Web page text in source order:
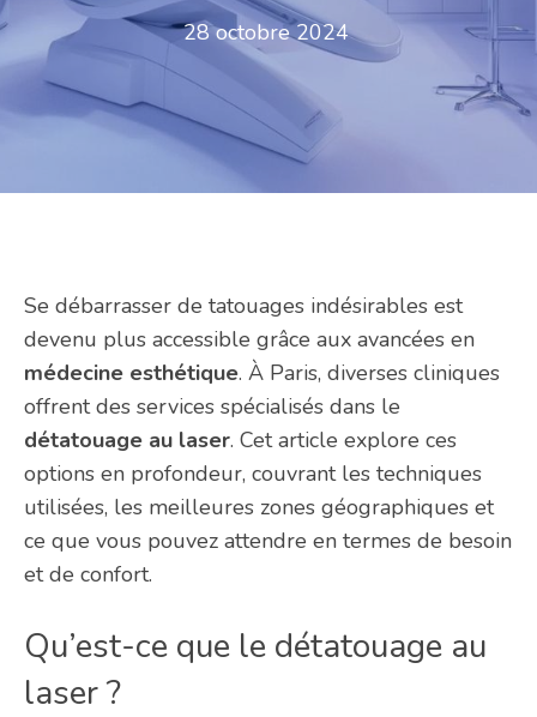
28 octobre 2024
Se débarrasser de tatouages indésirables est
devenu plus accessible grâce aux avancées en
médecine esthétique. À Paris, diverses cliniques
offrent des services spécialisés dans le
détatouage au laser. Cet article explore ces
options en profondeur, couvrant les techniques
utilisées, les meilleures zones géographiques et
ce que vous pouvez attendre en termes de besoin
et de confort.
Qu’est-ce que le détatouage au
laser ?